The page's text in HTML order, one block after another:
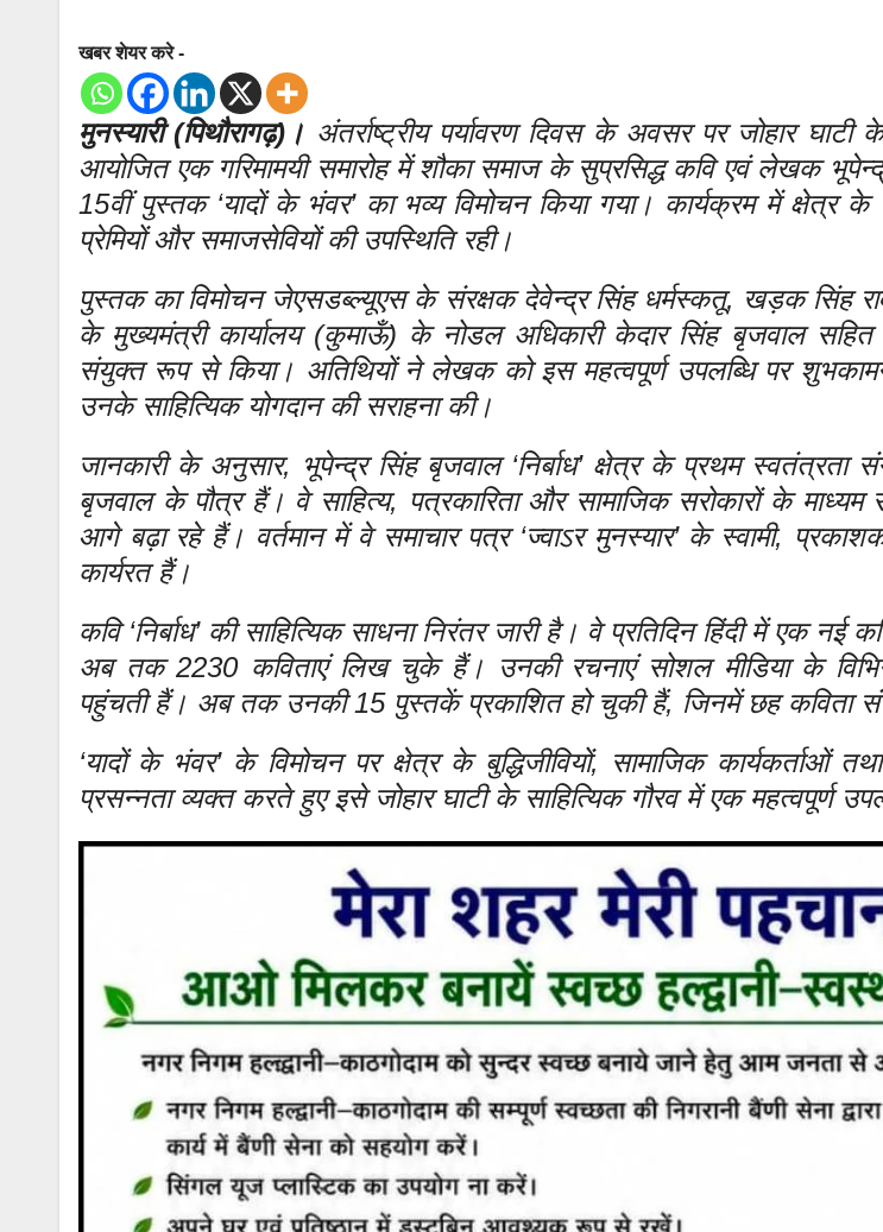
खबर शेयर करे -
मुनस्यारी (पिथौरागढ़)। अंतर्राष्ट्रीय पर्यावरण दिवस के अवसर पर जोहार
आयोजित एक गरिमामयी समारोह में शौका समाज के सुप्रसिद्ध कवि एवं लेखक भूपेन्द्र
15वीं पुस्तक ‘यादों के भंवर’ का भव्य विमोचन किया गया। कार्यक्रम में क्षेत्र के
प्रेमियों और समाजसेवियों की उपस्थिति रही।
पुस्तक का विमोचन जेएसडब्ल्यूएस के संरक्षक देवेन्द्र सिंह धर्मस्कतू, खड़क सिंह
के मुख्यमंत्री कार्यालय (कुमाऊँ) के नोडल अधिकारी केदार सिंह बृजवाल सहित
संयुक्त रूप से किया। अतिथियों ने लेखक को इस महत्वपूर्ण उपलब्धि पर
उनके साहित्यिक योगदान की सराहना की।
जानकारी के अनुसार, भूपेन्द्र सिंह बृजवाल ‘निर्बाध’ क्षेत्र के प्रथम स्वतंत्रता
बृजवाल के पौत्र हैं। वे साहित्य, पत्रकारिता और सामाजिक सरोकारों के माध्यम
आगे बढ़ा रहे हैं। वर्तमान में वे समाचार पत्र ‘ज्वाऽर मुनस्यार’ के स्वामी,
कार्यरत हैं।
कवि ‘निर्बाध’ की साहित्यिक साधना निरंतर जारी है। वे प्रतिदिन हिंदी में एक
अब तक 2230 कविताएं लिख चुके हैं। उनकी रचनाएं सोशल मीडिया के
पहुंचती हैं। अब तक उनकी 15 पुस्तकें प्रकाशित हो चुकी हैं, जिनमें छह कविता
‘यादों के भंवर’ के विमोचन पर क्षेत्र के बुद्धिजीवियों, सामाजिक कार्यकर्ताओं
प्रसन्नता व्यक्त करते हुए इसे जोहार घाटी के साहित्यिक गौरव में एक महत्वपूर्ण